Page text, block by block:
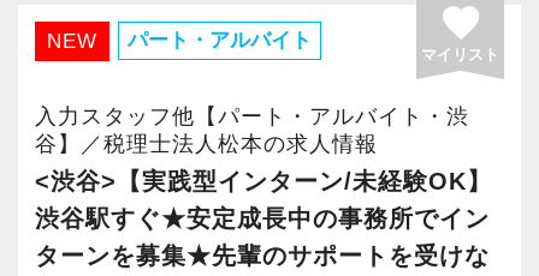
採用ご担当者様
NEW パート・アルバイト favorite
マイリスト
入力スタッフ他【パート・アルバイト・渋
谷】／税理士法人松本の求人情報
<渋谷>【実践型インターン/未経験OK】
渋谷駅すぐ★安定成長中の事務所でイン
ターンを募集★先輩のサポートを受けな